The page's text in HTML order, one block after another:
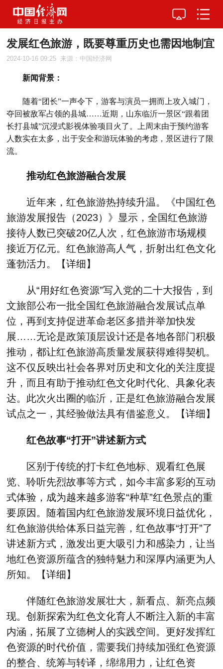
发展红色旅游，既要尊重历史也需因地制宜
2024-10-16 09:25 来源：中国经济网
新闻背景：
随着“团长”一声令下，游客与演员一拥而上攻入城门，
夺回被敌军占领的县城……近期，山东临沂一景区“跟着团
长打县城”沉浸式影视体验项目火了。上周末由于预约游客
人数实在太多，出于安全和游玩体验的考虑，景区进行了限
流。
推动红色旅游融合发展
近年来，红色旅游热持续升温。《中国红色
旅游发展报告（2023）》显示，全国红色旅游
接待人数已突破20亿人次，红色旅游市场规模
接近万亿元。红色旅游高人气，折射出红色文化
蓬勃活力。【详细 】
从“用好红色资源”写入党的二十大报告，到
文旅部公布一批全国红色旅游融合发展试点单
位，再到支持促进革命老区多措并举加快发
展……无论是政策顶层设计还是各地各部门积极
推动，都让红色旅游高质量发展获得难得契机。
这不仅反映出社会各界对历史和文化的关注度提
升，而且有助于推动红色文化时代化、具象化表
达。此次火出圈的临沂，正是红色旅游融合发展
试点之一，其经验做法具有借鉴意义。【详细 】
红色故事“打开”讲述新方式
区别于传统的打卡红色地标、观看红色展
览、聆听先烈故事等方式，如今丰富多彩的互动
式体验，成为越来越多游客“种草”红色景点的重
要原因。随着国内红色旅游发展环境日益优化，
红色旅游供给体系日益完善，红色故事“打开”了
讲述新方式，激发出更大吸引力和感染力，让当
地红色资源所蕴含的独特魅力和深厚内涵更为人
所知。【详细 】
伴随红色旅游发展壮大，新看点、新亮点频
现。创新探索为红色文化育人不断注入新的丰富
内涵，拓展了立德树人的实践空间。更好发挥红
色资源的时代价值，需要我们持续加强红色资源
的整合、统筹与转译，绵绵用力，让红色资